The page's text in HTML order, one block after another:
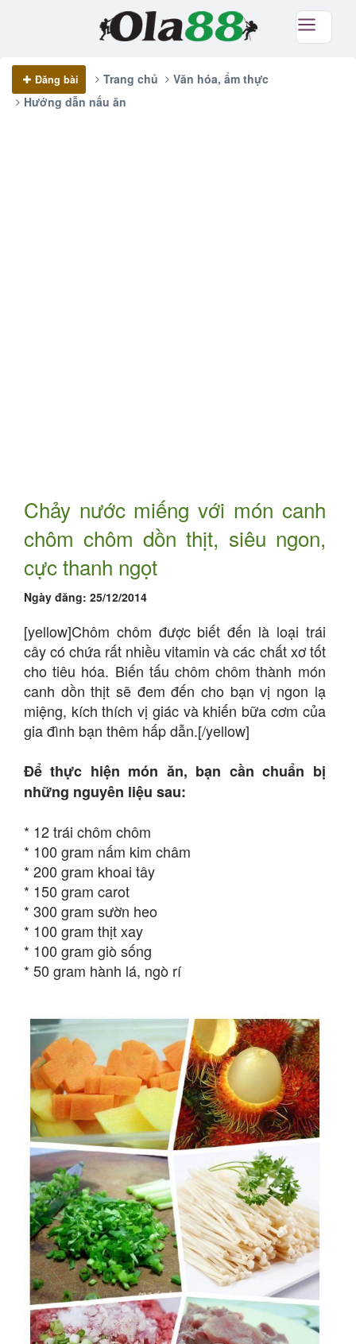
Đăng bài Trang chủ
Văn hóa, ẩm thực
Hướng dẫn nấu ăn
Chảy nước miếng với món canh
chôm chôm dồn thịt, siêu ngon,
cực thanh ngọt
Ngày đăng: 25/12/2014
[yellow]Chôm chôm được biết đến là loại trái
cây có chứa rất nhiều vitamin và các chất xơ tốt
cho tiêu hóa. Biến tấu chôm chôm thành món
canh dồn thịt sẽ đem đến cho bạn vị ngon lạ
miệng, kích thích vị giác và khiến bữa cơm của
gia đình bạn thêm hấp dẫn.[/yellow]
Để thực hiện món ăn, bạn cần chuẩn bị
những nguyên liệu sau:
* 12 trái chôm chôm
* 100 gram nấm kim châm
* 200 gram khoai tây
* 150 gram carot
* 300 gram sườn heo
* 100 gram thịt xay
* 100 gram giò sống
* 50 gram hành lá, ngò rí